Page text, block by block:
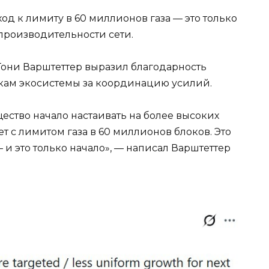
к лимиту в 60 миллионов газа — это только
сети.
Варштеттер выразил благодарность
экосистемы за координацию усилий.
начало настаивать на более высоких
с лимитом газа в 60 миллионов блоков. Это
это только начало», — написал Варштеттер